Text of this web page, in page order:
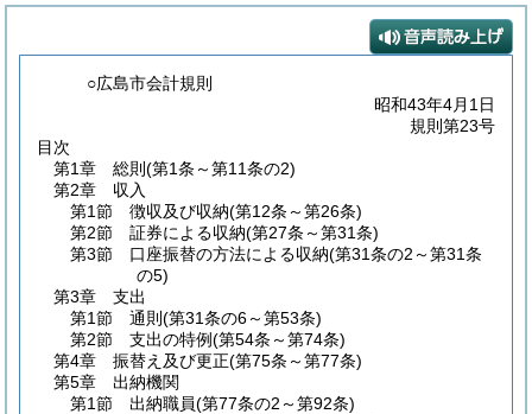
○広島市会計規則
昭和43年4月1日
規則第23号
目次
第1章
総則 (第1条～第11条の2)
第2章
収入
第1節
徴収及び収納(第12条～第26条)
第2節
証券による収納(第27条～第31条)
第3節
口座振替の方法による収納(第31条の2～第31条
の5)
第3章
支出
第1節
通則 (第31条の6～第53条)
第2節
支出の特例(第54条～第74条)
第4章
振替え及び更正(第75条～第77条)
第5章
出納機関
第1節
出納職員(第77条の2～第92条)